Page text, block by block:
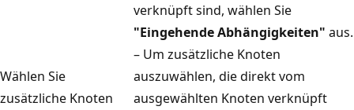
Wählen Sie
zusätzliche Knoten
verknüpft sind, wählen Sie
"Eingehende Abhängigkeiten" aus.
– Um zusätzliche Knoten
auszuwählen, die direkt vom
ausgewählten Knoten verknüpft